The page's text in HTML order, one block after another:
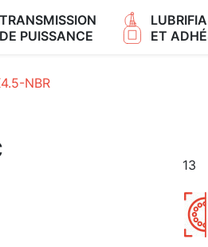
TRANSMISSION
DE PUISSANCE
ET
NBR
13